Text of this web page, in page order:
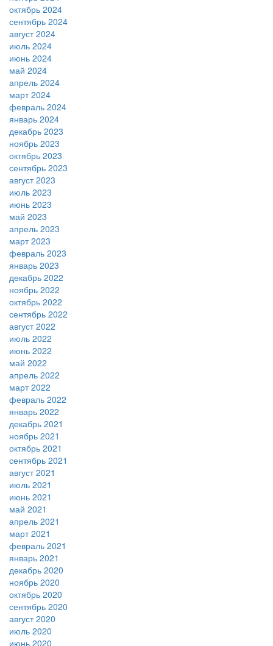
октябрь 2024
сентябрь 2024
август 2024
июль 2024
июнь 2024
май 2024
апрель 2024
март 2024
февраль 2024
январь 2024
декабрь 2023
ноябрь 2023
октябрь 2023
сентябрь 2023
август 2023
июль 2023
июнь 2023
май 2023
апрель 2023
март 2023
февраль 2023
январь 2023
декабрь 2022
ноябрь 2022
октябрь 2022
сентябрь 2022
август 2022
июль 2022
июнь 2022
май 2022
апрель 2022
март 2022
февраль 2022
январь 2022
декабрь 2021
ноябрь 2021
октябрь 2021
сентябрь 2021
август 2021
июль 2021
июнь 2021
май 2021
апрель 2021
март 2021
февраль 2021
январь 2021
декабрь 2020
ноябрь 2020
октябрь 2020
сентябрь 2020
август 2020
июль 2020
июнь 2020